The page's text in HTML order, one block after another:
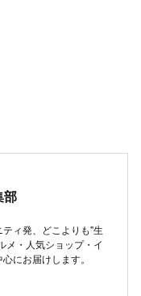
部
ィ発、どこよりも"生
メ・人気ショップ・イ
にお届けします。